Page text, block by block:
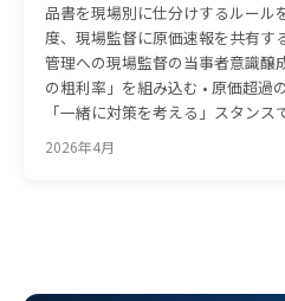
品書を現場別に仕分けするルール
度、現場監督に原価速報を共有
管理への現場監督の当事者意識醸
の粗利率」を組み込む • 原価超過
「一緒に対策を考える」スタンス
2026年4月